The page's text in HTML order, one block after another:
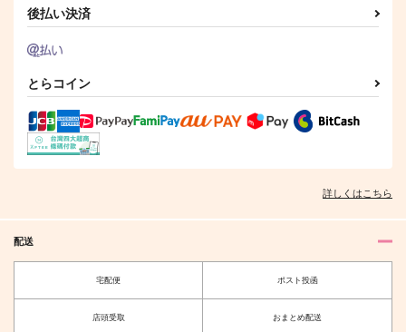
オレはお前に推されたい!! 隠れ狼と流され子羊
北山くんと南谷くん －お付き合い1
年目－&西湖くんと東川くん 1
ふたりよがりなメルティチャーム 1
後払い決済
とらコイン
詳しくはこちら
配送
宅配便 ポスト投函
店頭受取 おまとめ配送